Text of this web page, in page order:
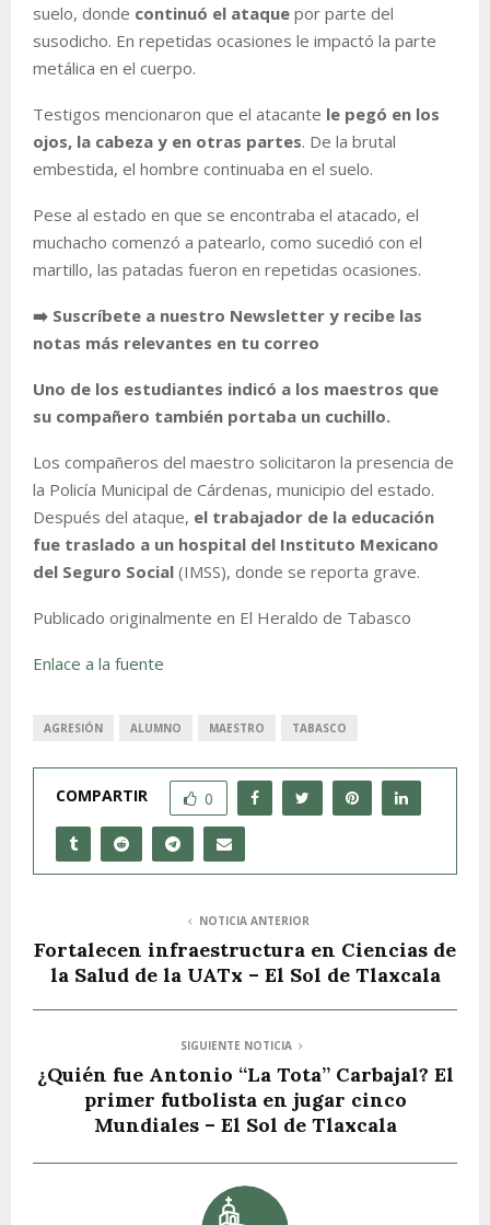
suelo, donde continuó el ataque por parte del
susodicho. En repetidas ocasiones le impactó la parte
metálica en el cuerpo.
Testigos mencionaron que el atacante le pegó en los
ojos, la cabeza y en otras partes. De la brutal
embestida, el hombre continuaba en el suelo.
Pese al estado en que se encontraba el atacado, el
muchacho comenzó a patearlo, como sucedió con el
martillo, las patadas fueron en repetidas ocasiones.
➡️ Suscríbete a nuestro Newsletter y recibe las
notas más relevantes en tu correo
Uno de los estudiantes indicó a los maestros que
su compañero también portaba un cuchillo.
Los compañeros del maestro solicitaron la presencia de
la Policía Municipal de Cárdenas, municipio del estado.
Después del ataque, el trabajador de la educación
fue traslado a un hospital del Instituto Mexicano
del Seguro Social (IMSS), donde se reporta grave.
Publicado originalmente en El Heraldo de Tabasco
Enlace a la fuente
AGRESIÓN ALUMNO MAESTRO TABASCO
COMPARTIR 0
NOTICIA ANTERIOR
Fortalecen infraestructura en Ciencias de
la Salud de la UATx – El Sol de Tlaxcala
SIGUIENTE NOTICIA
¿Quién fue Antonio “La Tota” Carbajal? El
primer futbolista en jugar cinco
Mundiales – El Sol de Tlaxcala